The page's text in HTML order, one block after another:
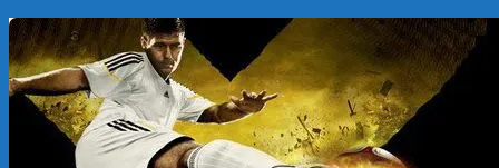
Перейти
к
содержимому